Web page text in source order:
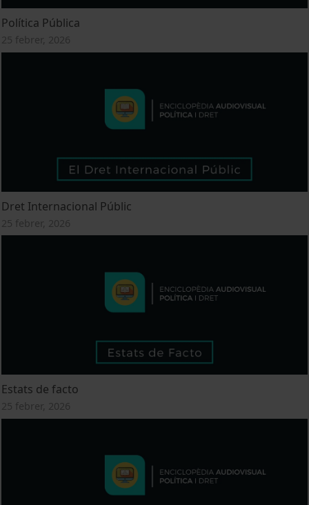
Política Pública
25 febrer, 2026
Dret Internacional Públic
25 febrer, 2026
Estats de facto
25 febrer, 2026